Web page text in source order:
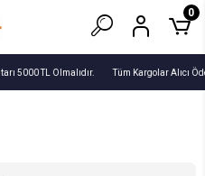
5000 TL Olmalıdır. Tüm Kargolar Alıcı
0